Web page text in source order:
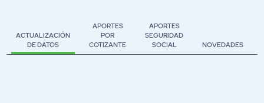
ACTUALIZACIÓN
DE DATOS
APORTES
POR
COTIZANTE
APORTES
SEGURIDAD
SOCIAL
NOVEDADES